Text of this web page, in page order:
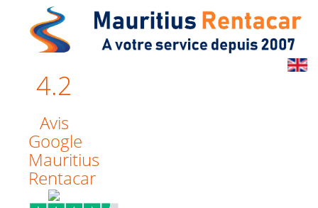
4.2
Avis
Google
Mauritius
Rentacar